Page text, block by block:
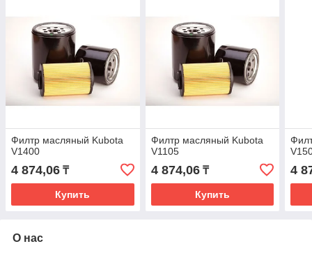
Филтр масляный Kubota
V1400
4 874,06 ₸
Купить
Филтр масляный Kubota
V1105
4 874,06₸
Купить
4
О нас